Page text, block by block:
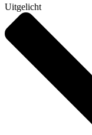
Uitgelicht